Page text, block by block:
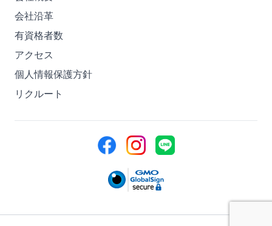
会社沿革
有資格者数
アクセス
個人情報保護方針
リクルート